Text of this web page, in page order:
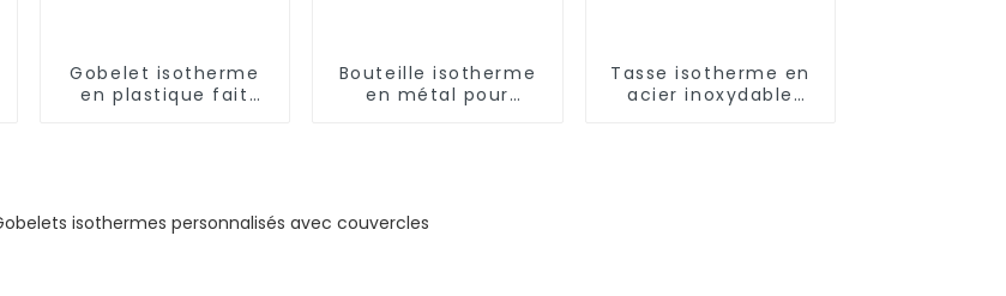
Gobelet isotherme
en plastique fait
Bouteille isotherme
en métal pour
Tasse isotherme en
acier inoxydable